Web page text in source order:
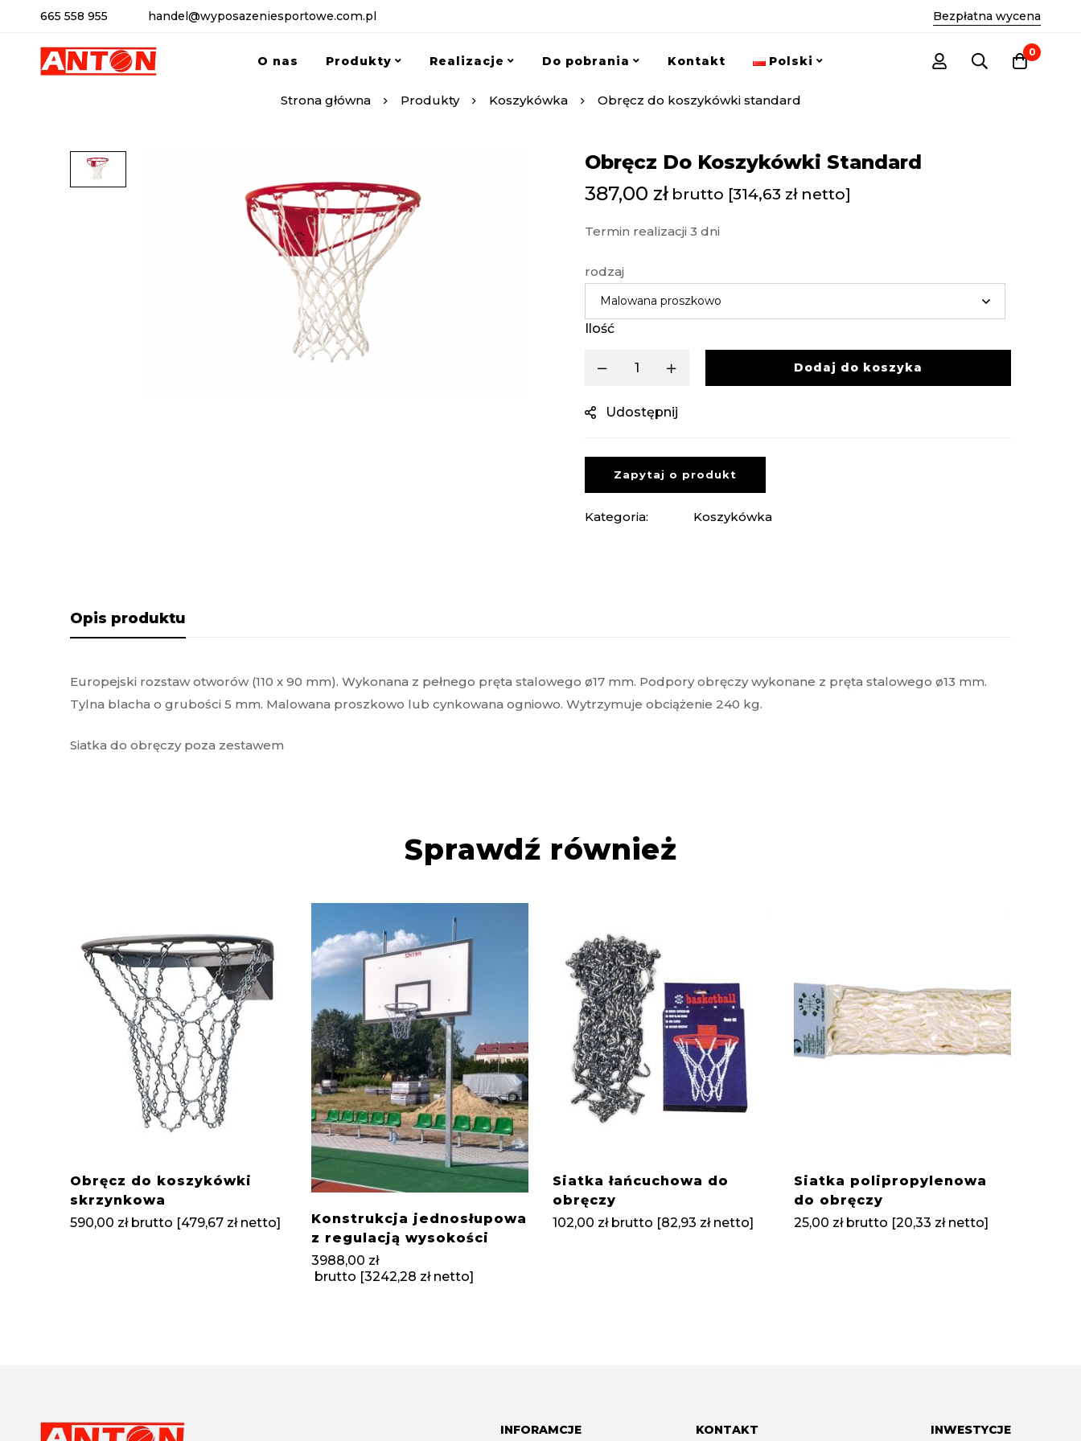
665 558 955 handel@wyposazeniesportowe.com.pl Bezpłatna wycena
O nas Produkty Realizacje Do pobrania Kontakt Polski
0
Strona główna Produkty Koszykówka Obręcz do koszykówki standard
Obręcz Do Koszykówki Standard
387,00 zł brutto [314,63 złnetto]
Termin realizacji 3 dni
rodzaj
Ilość
Dodaj do koszyka
Udostępnij
Zapytaj o produkt
Kategoria: Koszykówka
Opis produktu
Europejski rozstaw otworów (110 x 90 mm). Wykonana z pełnego pręta stalowego ø17 mm. Podpory obręczy wykonane z pręta stalowego ø13 mm.
Tylna blacha o grubości 5 mm. Malowana proszkowo lub cynkowana ogniowo. Wytrzymuje obciążenie 240 kg.
Siatka do obręczy poza zestawem
Sprawdź również
Obręcz do koszykówki
skrzynkowa
590,00 zł brutto [479,67 złnetto]
Konstrukcja jednosłupowa
z regulacją wysokości
3988,00 zł
brutto [3242,28 złnetto]
Siatka łańcuchowa do
obręczy
102,00 zł brutto [82,93 złnetto]
Siatka polipropylenowa
do obręczy
25,00 zł brutto [20,33 złnetto]
INFORAMCJE KONTAKT INWESTYCJE